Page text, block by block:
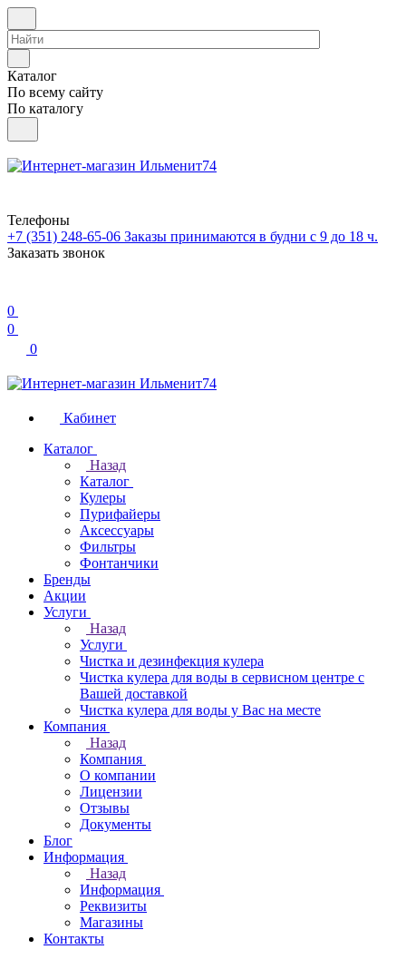
Каталог
По всему сайту
По каталогу
Телефоны
+7 (351) 248-65-06 Заказы принимаются в будни с 9 до 18 ч.
Заказать звонок
0
0
0
Кабинет
Каталог
Назад
Каталог
Кулеры
Пурифайеры
Аксессуары
Фильтры
Фонтанчики
Бренды
Акции
Услуги
Назад
Услуги
Чистка и дезинфекция кулера
Чистка кулера для воды в сервисном центре с
Вашей доставкой
Чистка кулера для воды у Вас на месте
Компания
Назад
Компания
О компании
Лицензии
Отзывы
Документы
Блог
Информация
Назад
Информация
Реквизиты
Магазины
Контакты